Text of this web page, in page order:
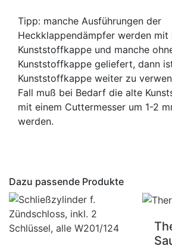
Tipp: manche Ausführungen der
Heckklappendämpfer werden mit
Kunststoffkappe und manche
Kunststoffkappe geliefert, dann
Kunststoffkappe weiter zu
Fall muß bei Bedarf die alte
mit einem Cuttermesser um 1-2
werden.
Dazu passende Produkte